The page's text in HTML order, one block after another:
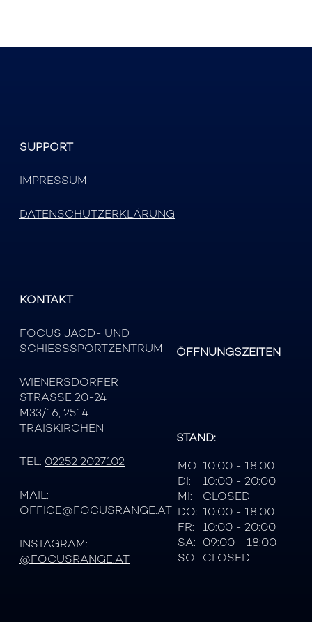
SUPPORT
IMPRESSUM
DATENSCHUTZERKLÄRUNG
KONTAKT
FOCUS JAGD- UND
SCHIESSSPORTZENTRUM
WIENERSDORFER
STRASSE 20-24
M33/16, 2514
TRAISKIRCHEN
TEL: 02252 2027102
MAIL:
OFFICE@FOCUSRANGE.AT
INSTAGRAM:
@FOCUSRANGE.AT
ÖFFNUNGSZEITEN
STAND:
MO: 10:00 - 18:00
DI:
10:00 - 20:00
MI:
CLOSED
DO: 10:00 - 18:00
FR:
10:00 - 20:00
SA: 09:00 - 18:00
SO: CLOSED